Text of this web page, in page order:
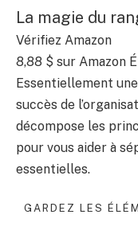
La magie du
Vérifiez Amazon
8,88 $ sur Amazon
Essentiellement
succès de
décompose les
pour vous aider à
essentielles.
GARDEZ LES